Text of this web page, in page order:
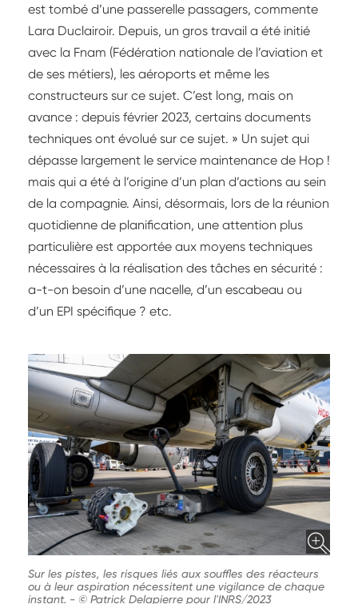
est tombé d’une passerelle passagers, commente
Lara Duclairoir. Depuis, un gros travail a été initié
avec la Fnam (Fédération nationale de l’aviation et
de ses métiers), les aéroports et même les
constructeurs sur ce sujet. C’est long, mais on
avance : depuis février 2023, certains documents
techniques ont évolué sur ce sujet. » Un sujet qui
dépasse largement le service maintenance de Hop !
mais qui a été à l’origine d’un plan d’actions au sein
de la compagnie. Ainsi, désormais, lors de la réunion
quotidienne de planification, une attention plus
particulière est apportée aux moyens techniques
nécessaires à la réalisation des tâches en sécurité :
a-t-on besoin d’une nacelle, d’un escabeau ou
d’un EPI spécifique ? etc.
Sur les pistes, les risques liés aux souffles des réacteurs
ou à leur aspiration nécessitent une vigilance de chaque
instant. - © Patrick Delapierre pour l'INRS/2023